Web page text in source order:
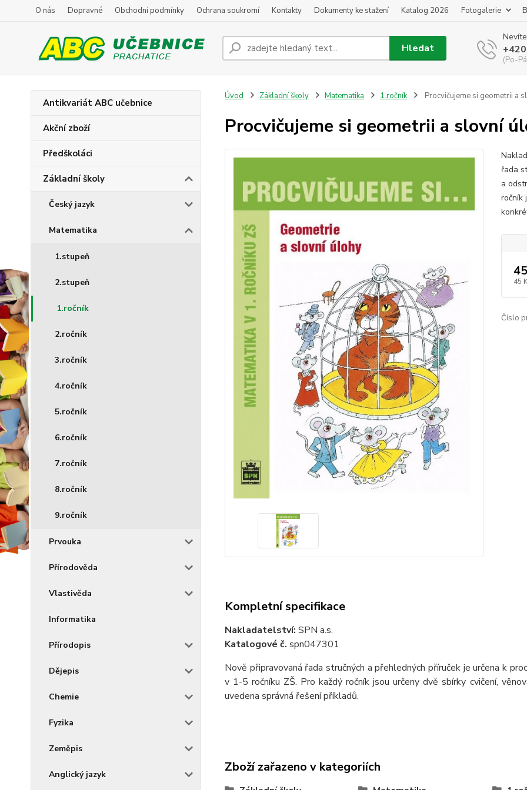
O nás Dopravné Obchodní podmínky Ochrana soukromí Kontakty Dokumenty ke stažení Katalog 2026 Fotogalerie
Hledat
(Po-
Antikvariát ABC učebnice
Akční zboží
Předškoláci
Základní školy
Český jazyk
Matematika
1.stupeň
2.stupeň
1.ročník
2.ročník
3.ročník
4.ročník
5.ročník
6.ročník
7.ročník
8.ročník
9.ročník
Prvouka
Přírodověda
Vlastivěda
Informatika
Přírodopis
Dějepis
Chemie
Fyzika
Zeměpis
Anglický jazyk
Úvod Základní školy Matematika 1.ročník Procvičujeme si geometrii a
Procvičujeme si geometrii a slovní
řada
a
ročník
45
Číslo
Kompletní specifikace
Nakladatelství: SPN a.s.
Katalogové č. spn047301
Nově připravovaná řada stručných a přehledných příruček je určena k
v 1-5 ročníku ZŠ. Pro každý ročník jsou určeny dvě sbírky cvičení,
uvedena správná řešení příkladů.
Zboží zařazeno v kategoriích